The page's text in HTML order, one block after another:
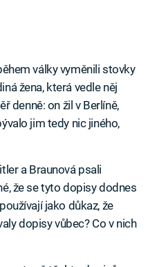
války vyměnili stovky
žena, která vedle něj
denně: on žil v Berlíně,
jim tedy nic jiného,
a Braunová psali
že se tyto dopisy dodnes
jako důkaz, že
dopisy vůbec? Co v nich